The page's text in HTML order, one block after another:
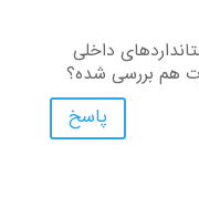
داخلی
هم بررسی شده؟
پاسخ